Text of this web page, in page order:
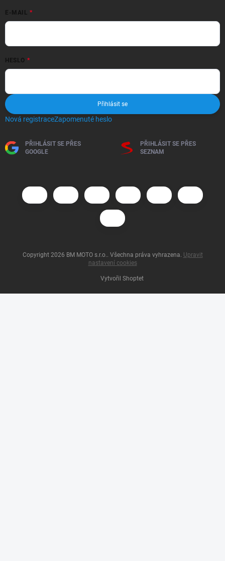
E-MAIL
HESLO
Přihlásit se
Nová registraceZapomenuté heslo
PŘIHLÁSIT SE PŘES
GOOGLE
PŘIHLÁSIT SE PŘES
SEZNAM
Vytvořil Shoptet
Copyright 2026 BM MOTO s.r.o.. Všechna práva vyhrazena. Upravit
nastavení cookies